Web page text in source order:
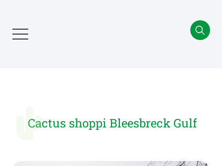
Cactus shoppi Bleesbreck Gulf